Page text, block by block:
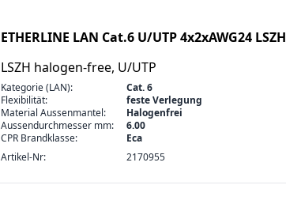
ETHERLINE LAN Cat.6 U/UTP 4x2xAWG24 LSZH
LSZH halogen-free, U/UTP
Kategorie (LAN):
Cat. 6
Flexibilität:
feste Verlegung
Material Aussenmantel:
Halogenfrei
Aussendurchmesser mm:
6.00
CPR Brandklasse:
Eca
Artikel-Nr:
2170955